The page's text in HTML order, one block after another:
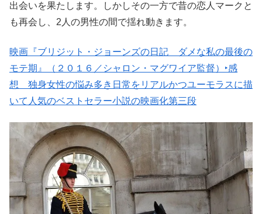
出会いを果たします。しかしその一方で昔の恋人マークと
も再会し、2人の男性の間で揺れ動きます。
映画『ブリジット・ジョーンズの日記 ダメな私の最後の
モテ期』（２０１６／シャロン・マグワイア監督）‣感
想 独身女性の悩み多き日常をリアルかつユーモラスに描
いて人気のベストセラー小説の映画化第三段